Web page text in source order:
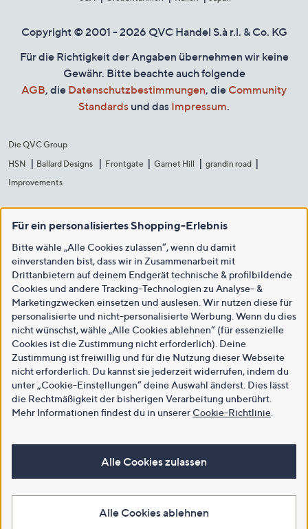
Copyright © 2001 - 2026 QVC Handel S.à r.l. & Co. KG
Für die Richtigkeit der Angaben übernehmen wir keine
Gewähr. Bitte beachte auch folgende
AGB, die Datenschutzbestimmungen, die Community
Standards und das Impressum.
Die QVC Group
HSN
Ballard Designs Frontgate Garnet Hill
grandin road
Improvements
Für ein personalisiertes Shopping-Erlebnis
Bitte wähle „Alle Cookies zulassen“, wenn du damit
einverstanden bist, dass wir in Zusammenarbeit mit
Drittanbietern auf deinem Endgerät technische & profilbildende
Cookies und andere Tracking-Technologien zu Analyse- &
Marketingzwecken einsetzen und auslesen. Wir nutzen diese für
personalisierte und nicht-personalisierte Werbung. Wenn du dies
nicht wünschst, wähle „Alle Cookies ablehnen“ (für essenzielle
Cookies ist die Zustimmung nicht erforderlich). Deine
Zustimmung ist freiwillig und für die Nutzung dieser Webseite
nicht erforderlich. Du kannst sie jederzeit widerrufen, indem du
unter „Cookie-Einstellungen“ deine Auswahl änderst. Dies lässt
die Rechtmäßigkeit der bisherigen Verarbeitung unberührt.
Mehr Informationen findest du in unsererCookie-Richtlinie
Alle Cookies zulassen
Alle Cookies ablehnen